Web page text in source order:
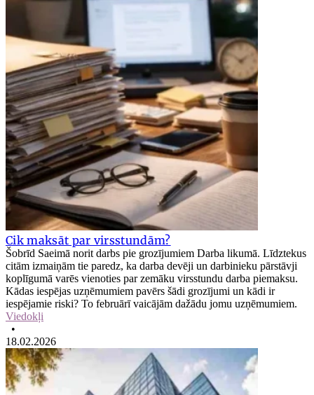
Cik maksāt par virsstundām?
Šobrīd Saeimā norit darbs pie grozījumiem Darba likumā. Līdztekus
citām izmaiņām tie paredz, ka darba devēji un darbinieku pārstāvji
koplīgumā varēs vienoties par zemāku virsstundu darba piemaksu.
Kādas iespējas uzņēmumiem pavērs šādi grozījumi un kādi ir
iespējamie riski? To februārī vaicājām dažādu jomu uzņēmumiem.
Viedokļi
•
18.02.2026